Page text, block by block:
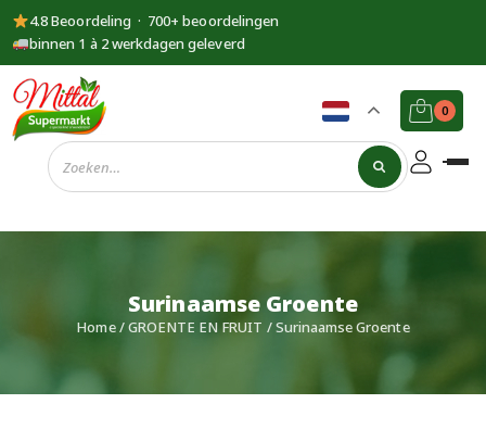
4.8 Beoordeling · 700+ beoordelingen
binnen 1 à 2 werkdagen geleverd
Supermarkt
Mittal
0
Surinaamse Groente
Home/GROENTE EN FRUIT / Surinaamse Groente